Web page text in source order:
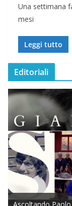
Una settimana
mesi
Leggi tutto
Editoriali